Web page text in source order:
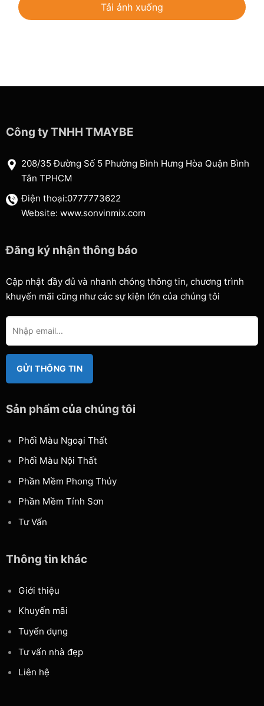
Tải ảnh xuống
Công ty TNHH TMAYBE
208/35 Đường Số 5 Phường Bình Hưng Hòa Quận Bình
Tân TPHCM
Điện thoại:0777773622
Website: www.sonvinmix.com
Đăng ký nhận thông báo
Cập nhật đầy đủ và nhanh chóng thông tin, chương trình
khuyến mãi cũng như các sự kiện lớn của chúng tôi
Sản phẩm của chúng tôi
Phối Màu Ngoại Thất
Phối Màu Nội Thất
Phần Mềm Phong Thủy
Phần Mềm Tính Sơn
Tư Vấn
Thông tin khác
Giới thiệu
Khuyến mãi
Tuyển dụng
Tư vấn nhà đẹp
Liên hệ